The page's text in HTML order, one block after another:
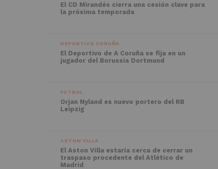
El CD Mirandés cierra una cesión clave para
la próxima temporada
DEPORTIVO CORUÑA
El Deportivo de A Coruña se fija en un
jugador del Borussia Dortmund
FÚTBOL
Orjan Nyland es nuevo portero del RB
Leipzig
ASTON VILLA
El Aston Villa estaría cerca de cerrar un
traspaso procedente del Atlético de
Madrid